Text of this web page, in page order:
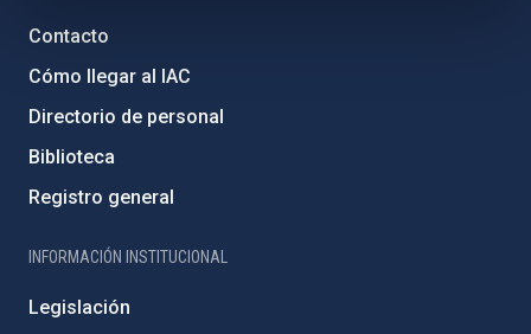
Contacto
Cómo llegar al IAC
Directorio de personal
Biblioteca
Registro general
INFORMACIÓN INSTITUCIONAL
Legislación